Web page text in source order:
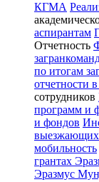
КГМА
аспирантам
Отчетность
по итогам
отчетности
сотрудников
программ и
и фондов
выезжающих
мобильность
грантах
Эразмус